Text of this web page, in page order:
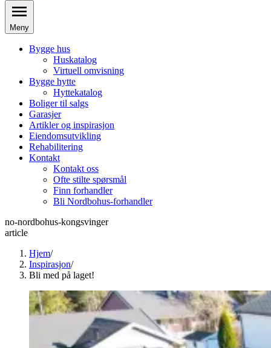
Meny
Bygge hus
Huskatalog
Virtuell omvisning
Bygge hytte
Hyttekatalog
Boliger til salgs
Garasjer
Artikler og inspirasjon
Eiendomsutvikling
Rehabilitering
Kontakt
Kontakt oss
Ofte stilte spørsmål
Finn forhandler
Bli Nordbohus-forhandler
no-nordbohus-kongsvinger
article
Hjem/
Inspirasjon/
Bli med på laget!